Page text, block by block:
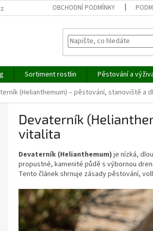
OBCHODNÍ PODMÍNKY
Sortiment rostlin Pěstování a
(Helianthemum) – pěstování, stanoviště a
Devaterník
vitalita
Devaterník (Helianthemum) je nízká,
propustné, kamenité půdě s výbornou
Tento článek shrnuje zásady pěstování,